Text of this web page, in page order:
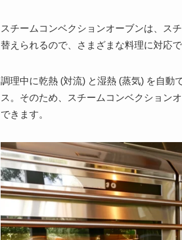
スチームコンベクションオーブンは、ス
替えられるので、さまざまな料理に対応
調理中に乾熱 (対流) と湿熱 (蒸気) を自動
ス。そのため、スチームコンベクション
できます。